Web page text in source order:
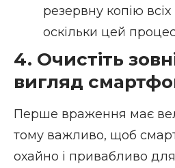
резервну копію
оскільки цей
4. Очистіть
вигляд
Перше враження має
тому важливо, щоб
охайно і привабливо